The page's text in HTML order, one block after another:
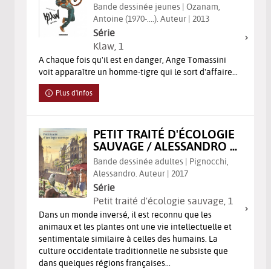
Bande dessinée jeunes | Ozanam,
Antoine (1970-....). Auteur | 2013
Série
Klaw , 1
A chaque fois qu'il est en danger, Ange Tomassini
voit apparaître un homme-tigre qui le sort d'affaire...
Plus d'infos
PETIT TRAITÉ D'ÉCOLOGIE
SAUVAGE / ALESSANDRO ...
Bande dessinée adultes | Pignocchi,
Alessandro. Auteur | 2017
Série
Petit traité d'écologie sauvage , 1
Dans un monde inversé, il est reconnu que les
animaux et les plantes ont une vie intellectuelle et
sentimentale similaire à celles des humains. La
culture occidentale traditionnelle ne subsiste que
dans quelques régions françaises...